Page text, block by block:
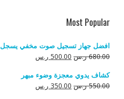
Most Popular
افضل جهاز تسجيل صوت مخفي يسجل 20 يوم متواصلة.
680.00 ر.س السعر
هو:
680.00 ر.س.
500.00 ر.سالسعر
هو:
500.00 ر.س.
كشاف يدوي معجزة وضوء مبهر
550.00 ر.س السعر
350.00 ر.سالسعر